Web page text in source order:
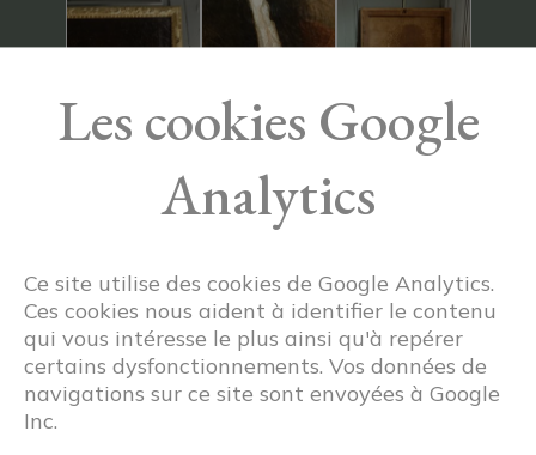
Les cookies Google
Analytics
Ce site utilise des cookies de Google Analytics.
Ces cookies nous aident à identifier le contenu
qui vous intéresse le plus ainsi qu'à repérer
certains dysfonctionnements. Vos données de
navigations sur ce site sont envoyées à Google
Inc.